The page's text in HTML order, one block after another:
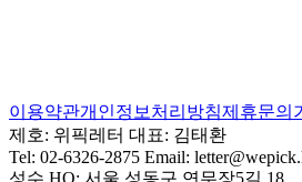
이용약관개인정보처리방침제휴문의
제호: 위픽레터 대표: 김태환
Tel: 02-6326-2875 Email:
성수 HQ: 서울 성동구 연무장5길 18